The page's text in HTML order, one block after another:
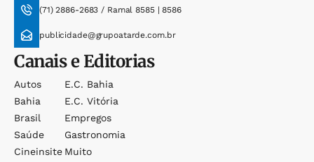
(71) 2886-2683 / Ramal 8585 | 8586
publicidade@grupoatarde.com.br
Canais e Editorias
Autos
Bahia
Brasil
Saúde
Cineinsite
E.c. Bahia
E.c. Vitória
Empregos
Gastronomia
Muito